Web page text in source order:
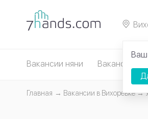
Вакансии няни Вакансии
Главная Вакансии в Вихоревке